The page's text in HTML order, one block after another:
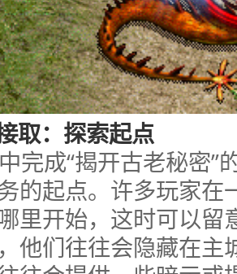
取：探索起点
完成“揭开古老秘密”
的起点。许多玩家在
里开始，这时可以留
他们往往会隐藏在主